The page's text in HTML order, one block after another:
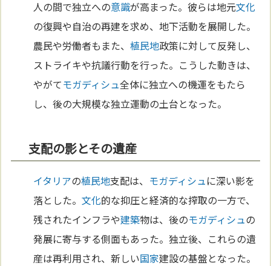
人の間で独立への意識が高まった。彼らは地元文化
の復興や自治の再建を求め、地下活動を展開した。
農民や労働者もまた、植民地政策に対して反発し、
ストライキや抗議行動を行った。こうした動きは、
やがてモガディシュ全体に独立への機運をもたら
し、後の大規模な独立運動の土台となった。
支配の影とその遺産
イタリアの植民地支配は、 モガディシュに深い影を
落とした。文化的な抑圧と経済的な搾取の一方で、
残されたインフラや建築物は、後のモガディシュの
発展に寄与する側面もあった。独立後、これらの遺
産は再利用され、新しい国家建設の基盤となった。